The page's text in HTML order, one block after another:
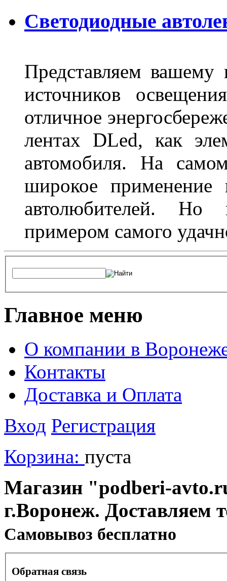
Светодиодные
Представляем
источников
отличное
лентах DLed, как
автомобиля. На
широкое
автолюбителей. Но
примером самого
Главное меню
О компании в
Контакты
Доставка и Оплата
Вход Регистрация
Корзина: пуста
Магазин "podberi-
г.Воронеж. Доставляем
Cамовывоз бесплатно
Обратная связь